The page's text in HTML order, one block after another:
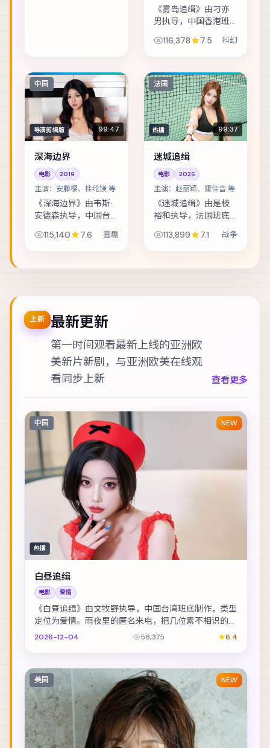
《雾岛追缉》由刁亦
男执导，中国香港班
科幻。黑白两道同时
城。主演包括秦昊、
胡歌、宋佳 等，表演...
116,378 7.5 科幻
中国
导演剪辑版 99:47
深海边界
电影 2019
主演： 安藤樱、桂纶镁 等
《深海边界》由韦斯·
安德森执导，中国台
位为喜剧。人工智能
115,140 7.6 喜剧
法国
热播 99:37
迷城追缉
电影 2026
主演： 赵丽颖、雷佳音 等
《迷城追缉》由是枝
裕和执导，法国班底
争。渔村少年捡到陌
等...
113,899 7.1 战争
上新 最新更新
第一时间观看最新上线的亚洲欧
美新片新剧，与亚洲欧美在线观
看同步上新 查看更多
中国 NEW
热播
白昼追缉
电影 爱情
《白昼追缉》由文牧野执导，中国台湾班底制作，类型
定位为爱情。雨夜里的匿名来电，把几位素不相识的人
推向同一条危途。主演包括李光洁、长泽雅美、谭卓 ...
2026-12-04 58,375 6.4
美国 NEW